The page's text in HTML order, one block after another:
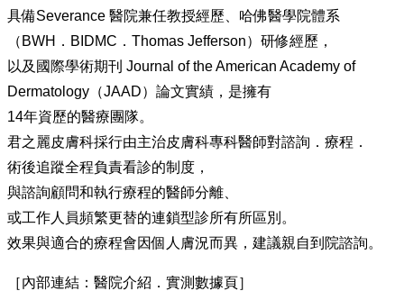
具備Severance 醫院兼任教授經歷、哈佛醫學院體系
（BWH．BIDMC．Thomas Jefferson）研修經歷，
以及國際學術期刊 Journal of the American Academy of
Dermatology（JAAD）論文實績，是擁有
14年資歷的醫療團隊。
君之麗皮膚科採行由主治皮膚科專科醫師對諮詢．療程．
術後追蹤全程負責看診的制度，
與諮詢顧問和執行療程的醫師分離、
或工作人員頻繁更替的連鎖型診所有所區別。
效果與適合的療程會因個人膚況而異，建議親自到院諮詢。
［內部連結：醫院介紹．實測數據頁］